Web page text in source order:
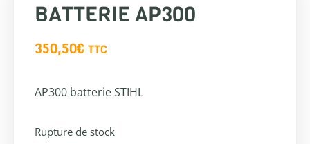
BATTERIE AP300
350,50€ TTC
AP300 batterie STIHL
Rupture de stock